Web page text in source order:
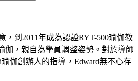
，到2011年成為認證RYT-500瑜伽教
伽，親自為學員調整姿勢。對於導師
瑜伽創辦人的指導，Edward無不心存